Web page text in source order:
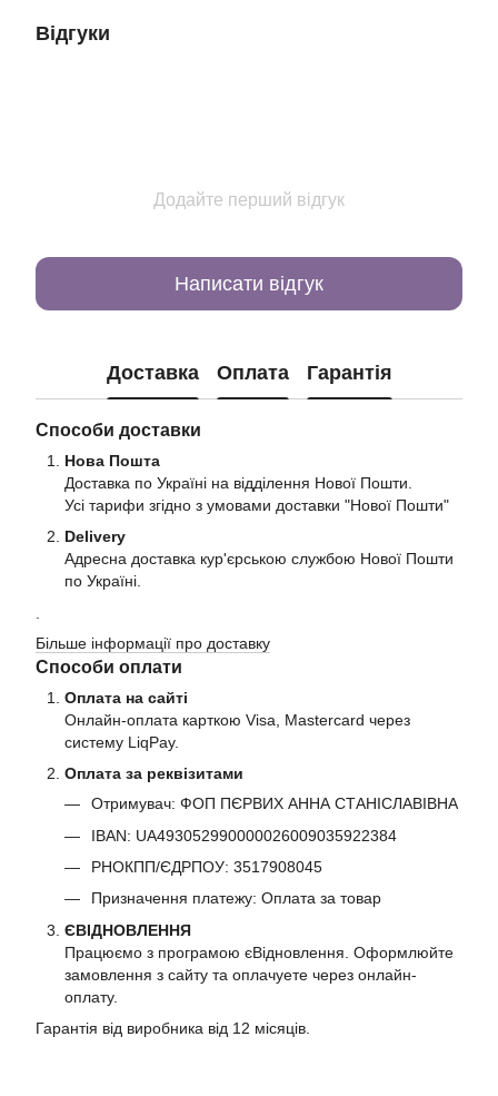
Відгуки
Додайте перший відгук
Написати відгук
Доставка Оплата Гарантія
Способи доставки
Нова Пошта
Доставка по Україні на відділення Нової Пошти.
Усі тарифи згідно з умовами доставки "Нової Пошти"
Delivery
Адресна доставка кур'єрською службою Нової Пошти
по Україні.
Більше інформації про доставку
Способи оплати
Оплата на сайті
Онлайн-оплата карткою Visa, Mastercard через
систему LiqPay.
Оплата за реквізитами
Отримувач: ФОП ПЄРВИХ АННА СТАНІСЛАВІВНА
IBAN: UA493052990000026009035922384
РНОКПП/ЄДРПОУ: 3517908045
Призначення платежу: Оплата за товар
ЄВІДНОВЛЕННЯ
Працюємо з програмою єВідновлення. Оформлюйте
замовлення з сайту та оплачуете через онлайн-
оплату.
Гарантія від виробника від 12 місяців.